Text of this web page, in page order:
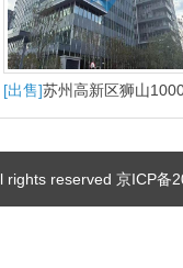
[出售]苏州高新区狮山
大平层户型适合研发办公
产
rights reserved 京ICP备